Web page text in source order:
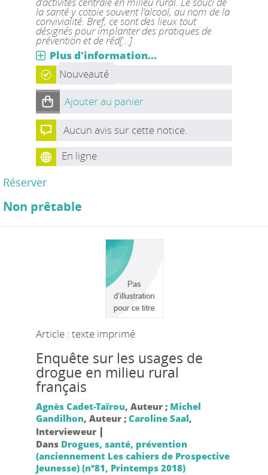
la santé y cotoie souvent l’alcool, au nom de la
convivialité. Bref, ce sont des lieux tout
désignés pour implanter des pratiques de
prévention et de réd[...]
Plus d'information...
Nouveauté
Ajouter au panier
Aucun avis sur cette notice.
En ligne
Réserver
Non prêtable
Article : texte imprimé
Enquête sur les usages de
drogue en milieu rural
français
Agnès Cadet-Taïrou, Auteur ; Michel
Gandilhon, Auteur ; Caroline Saal,
Intervieweur |
Dans Drogues, santé, prévention
(anciennement Les cahiers de Prospective
Jeunesse) (n°81, Printemps 2018)